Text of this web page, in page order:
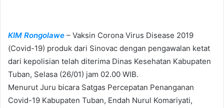
e
m
a
i
KIM Rongolawe – Vaksin Corona Virus Disease 2019
(Covid-19) produk dari Sinovac dengan pengawalan ketat
dari kepolisian telah diterima Dinas Kesehatan Kabupaten
Tuban, Selasa (26/01) jam 02.00 WIB.
Menurut Juru bicara Satgas Percepatan Penanganan
Covid-19 Kabupaten Tuban, Endah Nurul Komariyati,